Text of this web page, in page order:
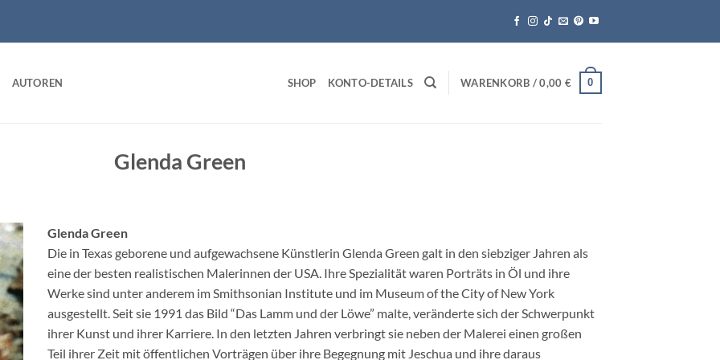
AUTOREN SHOP KONTO-DETAILS WARENKORB /0,00 € 0
Glenda Green
Glenda Green
Die in Texas geborene und aufgewachsene Künstlerin Glenda Green galt in den siebziger Jahren als
eine der besten realistischen Malerinnen der USA. Ihre Spezialität waren Porträts in Öl und ihre
Werke sind unter anderem im Smithsonian Institute und im Museum of the City of New York
ausgestellt. Seit sie 1991 das Bild “Das Lamm und der Löwe” malte, veränderte sich der Schwerpunkt
ihrer Kunst und ihrer Karriere. In den letzten Jahren verbringt sie neben der Malerei einen großen
Teil ihrer Zeit mit öffentlichen Vorträgen über ihre Begegnung mit Jeschua und ihre daraus